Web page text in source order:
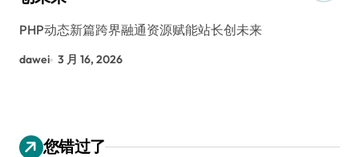
PHP动态新篇跨界融通资源赋能站长创未来
dawei 3 月 16, 2026
您错过了